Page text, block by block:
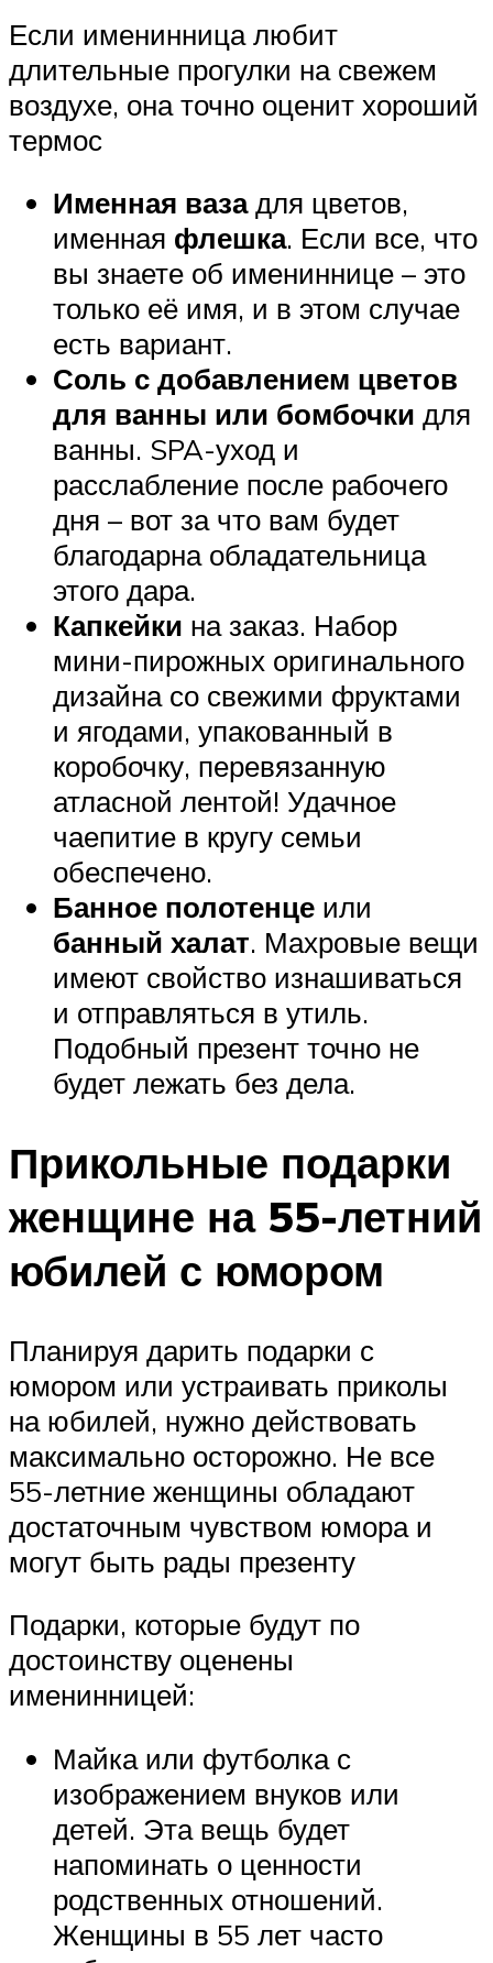
Если именинница любит
длительные прогулки на свежем
воздухе, она точно оценит хороший
термос
Именная вазадля цветов,
именная флешка. Если все, что
вы знаете об имениннице – это
только её имя, и в этом случае
есть вариант.
Соль с добавлением цветов
для ванны или бомбочки для
ванны. SPA-уход и
расслабление после рабочего
дня – вот за что вам будет
благодарна обладательница
этого дара.
Капкейки на заказ. Набор
мини-пирожных оригинального
дизайна со свежими фруктами
и ягодами, упакованный в
коробочку, перевязанную
атласной лентой! Удачное
чаепитие в кругу семьи
обеспечено.
Банное полотенце или
банный халат. Махровые вещи
имеют свойство изнашиваться
и отправляться в утиль.
Подобный презент точно не
будет лежать без дела.
Прикольные подарки
женщине на 55-летний
юбилей с юмором
Планируя дарить подарки с
юмором или устраивать приколы
на юбилей, нужно действовать
максимально осторожно. Не все
55-летние женщины обладают
достаточным чувством юмора и
могут быть рады презенту
Подарки, которые будут по
достоинству оценены
именинницей:
Майка или футболка с
изображением внуков или
детей. Эта вещь будет
напоминать о ценности
родственных отношений.
Женщины в 55 лет часто